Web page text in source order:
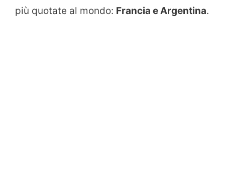
più quotate al mondo: Francia e Argentina.